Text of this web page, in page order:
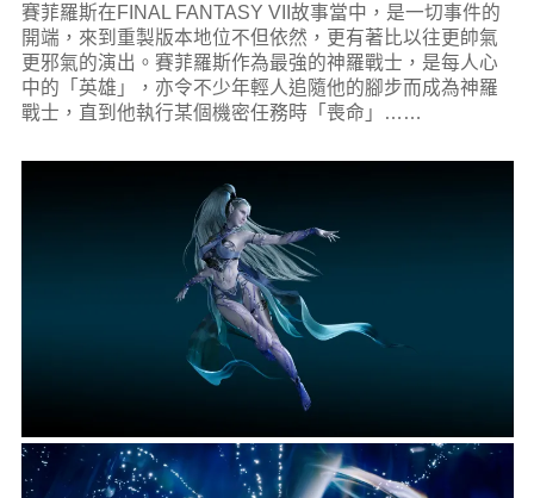
賽菲羅斯在FINAL FANTASY VII故事當中，是一切事件的
開端，來到重製版本地位不但依然，更有著比以往更帥氣
更邪氣的演出。賽菲羅斯作為最強的神羅戰士，是每人心
中的「英雄」，亦令不少年輕人追隨他的腳步而成為神羅
戰士，直到他執行某個機密任務時「喪命」……